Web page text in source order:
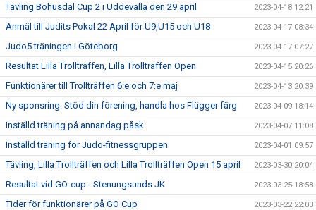
Tävling Bohusdal Cup 2 i Uddevalla den 29 april 2023-04-18 12:21
Anmäl till Judits Pokal 22 April för U9,U15 och U18 2023-04-17 08:34
Judo5 träningen i Göteborg 2023-04-17 07:27
Resultat Lilla Trollträffen, Lilla Trollträffen Open 2023-04-15 20:26
Funktionärer till Trollträffen 6:e och 7:e maj 2023-04-13 20:39
Ny sponsring: Stöd din förening, handla hos Flügger färg 2023-04-09 18:14
Inställd träning på annandag påsk 2023-04-07 11:08
Inställd träning för Judo-fitnessgruppen 2023-04-01 09:57
Tävling, Lilla Trollträffen och Lilla Trollträffen Open 15 april 2023-03-30 20:04
Resultat vid GO-cup - Stenungsunds JK 2023-03-25 18:58
Tider för funktionärer på GO Cup 2023-03-22 22:03